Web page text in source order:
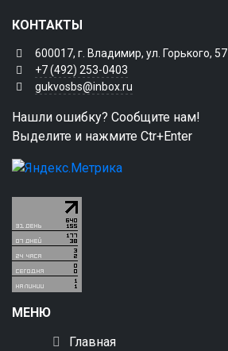
КОНТАКТЫ
600017, г. Владимир, ул. Горького, 57
+7 (492) 253-0403
gukvosbs@inbox.ru
Нашли ошибку? Сообщите нам!
Выделите и нажмите Ctr+Enter
МЕНЮ
Главная